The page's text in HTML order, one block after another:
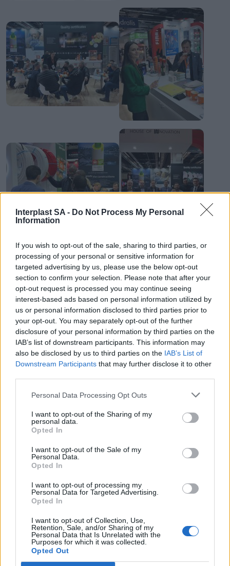
Interplast SA - Do Not Process My Personal
Information
If you wish to opt-out of the sale, sharing to third parties, or
processing of your personal or sensitive information for
targeted advertising by us, please use the below opt-out
section to confirm your selection. Please note that after your
opt-out request is processed you may continue seeing
interest-based ads based on personal information utilized by
us or personal information disclosed to third parties prior to
your opt-out. You may separately opt-out of the further
disclosure of your personal information by third parties on the
IAB’s list of downstream participants. This information may
also be disclosed by us to third parties on the IAB’s List of
Downstream Participants that may further disclose it to other
Personal Data Processing Opt Outs
I want to opt-out of the Sharing of my
personal data.
Opted In
I want to opt-out of the Sale of my
Personal Data.
Opted In
I want to opt-out of processing my
Personal Data for Targeted Advertising.
Opted In
I want to opt-out of Collection, Use,
Retention, Sale, and/or Sharing of my
Personal Data that Is Unrelated with the
Purposes for which it was collected.
Opted Out